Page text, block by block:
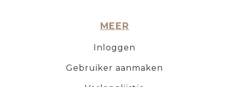
MEER
Inloggen
Gebruiker aanmaken